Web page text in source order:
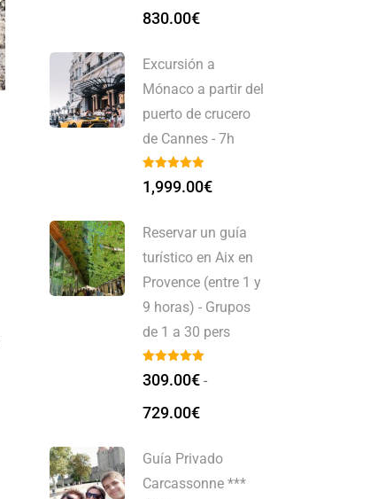
Excursión Marseille, Van
2 à 7 pers, o en coche
830.00€
Excursión a
Mónaco a partir del
puerto de crucero
de Cannes - 7h
1,999.00€
Reservar un guía
turístico en Aix en
Provence (entre 1 y
9 horas) - Grupos
de 1 a 30 pers
309.00€ -
729.00€
Guía Privado
Carcassonne ***